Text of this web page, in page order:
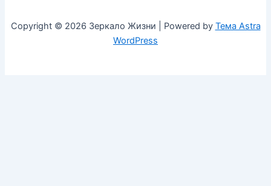
Copyright © 2026 Зеркало Жизни | Powered by Тема Astra
WordPress